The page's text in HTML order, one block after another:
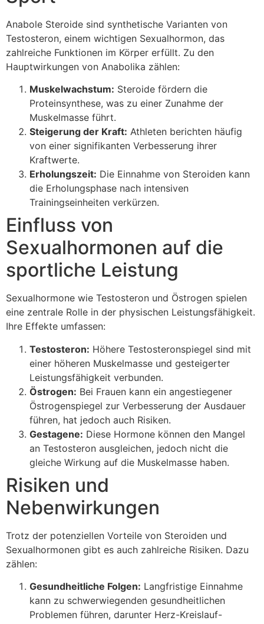
Anabole Steroide sind synthetische Varianten von
Testosteron, einem wichtigen Sexualhormon, das
zahlreiche Funktionen im Körper erfüllt. Zu den
Hauptwirkungen von Anabolika zählen:
Muskelwachstum: Steroide fördern die
Proteinsynthese, was zu einer Zunahme der
Muskelmasse führt.
Steigerung der Kraft: Athleten berichten häufig
von einer signifikanten Verbesserung ihrer
Kraftwerte.
Erholungszeit: Die Einnahme von Steroiden kann
die Erholungsphase nach intensiven
Trainingseinheiten verkürzen.
Einfluss von
Sexualhormonen auf die
sportliche Leistung
Sexualhormone wie Testosteron und Östrogen spielen
eine zentrale Rolle in der physischen Leistungsfähigkeit.
Ihre Effekte umfassen:
Testosteron: Höhere Testosteronspiegel sind mit
einer höheren Muskelmasse und gesteigerter
Leistungsfähigkeit verbunden.
Östrogen: Bei Frauen kann ein angestiegener
Östrogenspiegel zur Verbesserung der Ausdauer
führen, hat jedoch auch Risiken.
Gestagene: Diese Hormone können den Mangel
an Testosteron ausgleichen, jedoch nicht die
gleiche Wirkung auf die Muskelmasse haben.
Risiken und
Nebenwirkungen
Trotz der potenziellen Vorteile von Steroiden und
Sexualhormonen gibt es auch zahlreiche Risiken. Dazu
zählen:
Gesundheitliche Folgen: Langfristige Einnahme
kann zu schwerwiegenden gesundheitlichen
Problemen führen, darunter Herz-Kreislauf-